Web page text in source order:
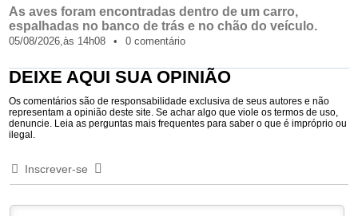
As aves foram encontradas dentro de um carro,
espalhadas no banco de trás e no chão do veículo.
05/08/2026,às 14h08 • 0 comentário
DEIXE AQUI SUA OPINIÃO
Os comentários são de responsabilidade exclusiva de seus autores e não
representam a opinião deste site. Se achar algo que viole os termos de uso,
denuncie. Leia as perguntas mais frequentes para saber o que é impróprio ou
ilegal.
Inscrever-se